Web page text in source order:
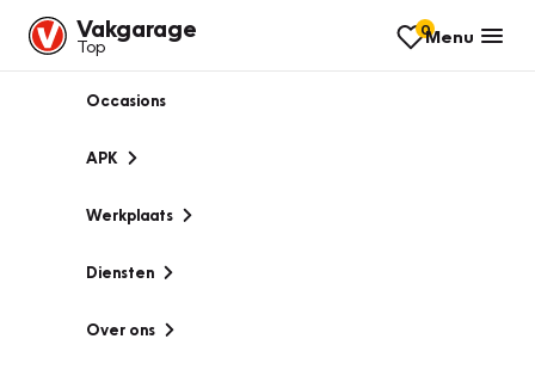
Vakgarage
Top
0Menu
Occasions
APK
Werkplaats
Diensten
Over ons